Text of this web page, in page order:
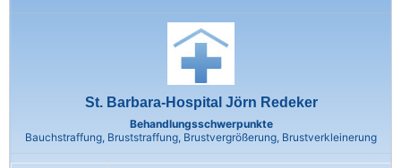
St. Barbara-Hospital Jörn Redeker
Behandlungsschwerpunkte
Bauchstraffung, Bruststraffung, Brustvergrößerung, Brustverkleinerung